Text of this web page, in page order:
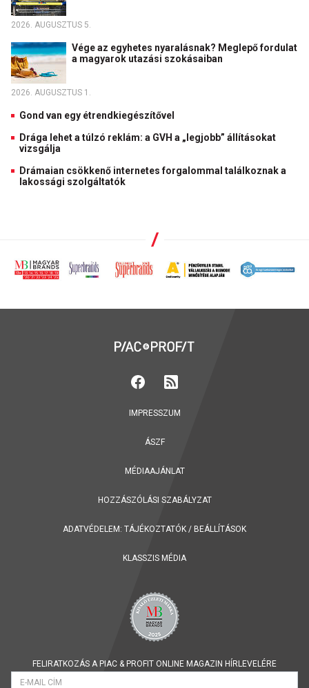
2026. AUGUSZTUS 5.
Vége az egyhetes nyaralásnak? Meglepő fordulat
a magyarok utazási szokásaiban
2026. AUGUSZTUS 1.
Gond van egy étrendkiegészítővel
Drága lehet a túlzó reklám: a GVH a „legjobb” állításokat
vizsgálja
Drámaian csökkenő internetes forgalommal találkoznak a
lakossági szolgáltatók
IMPRESSZUM
ÁSZF
MÉDIAAJÁNLAT
HOZZÁSZÓLÁSI SZABÁLYZAT
ADATVÉDELEM: TÁJÉKOZTATÓK / BEÁLLÍTÁSOK
KLASSZIS MÉDIA
FELIRATKOZÁS A PIAC & PROFIT ONLINE MAGAZIN HÍRLEVELÉRE